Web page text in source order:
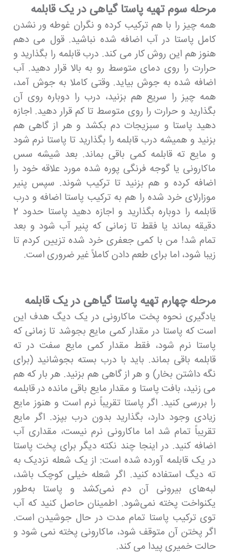
مرحله سوم تهیه پاستا گیاهی در یک قابلمه
همه چیز را با هم ترکیب کرده و نگران غوطه ور نشدن
کامل پاستا در آب اضافه شده نباشید. قول می دهم
هنوز هم این روش کار می کند. درب قابلمه را بگذارید و
حرارت را روی دمای متوسط ​​رو به بالا قرار دهید. آب
اضافه شده به جوش بیاید. وقتی کاملا به جوش آمد،
همه چیز را سریع هم بزنید، درب را دوباره روی آن
بگذارید و حرارت را روی متوسط ​​تا کم قرار دهید. اجازه
دهید پاستا و سبزیجات دم بکشد و هر از گاهی هم
بزنید و همیشه درب قابلمه را بگذارید تا پاستا نرم شود
و مایع ته قابلمه کمی باقی بماند. بعد شیشه سس
ماکارونی یا گوجه فرنگی پوره شده مورد علاقه خود را
اضافه کرده و هم بزنید تا ترکیب شوند. سپس پنیر
موزارلای خرد شده را هم به ترکیب پاستا اضافه و درب
قابلمه را دوباره بگذارید و اجازه دهید پاستا حدود 2
دقیقه بماند یا فقط تا زمانی که پنیر آب شود و بعد
تمام شد! من با کمی جعفری خرد شده تزیین کردم تا
زیبا شود، اما برای طعم دادن کاملاً غیر ضروری است.
مرحله چهارم تهیه پاستا گیاهی در یک قابلمه
یادگیری نحوه پخت ماکارونی در یک دیگ هدف این
است که پاستا در مقدار کمی مایع بجوشد تا زمانی که
پاستا نرم شود، فقط مقدار کمی مایع سفت در ته
قابلمه باقی بماند. باید با درب بسته بجوشانید (برای
نگه داشتن بخار) و هر از گاهی هم بزنید. هر بار که هم
می زنید، بافت پاستا و مقدار مایع باقی مانده در قابلمه
را بررسی کنید. اگر پاستا تقریباً نرم است و هنوز مایع
زیادی وجود دارد، بگذارید بدون درب بپزد. اگر مایع
تقریباً تمام شد اما ماکارونی نرم نیست، مقداری آب
اضافه کنید. در اینجا چند نکته دیگر برای پخت پاستا
در یک قابلمه آورده شده است: از یک شعله نزدیک به
ته دیگ استفاده کنید. اگر شعله خیلی کوچک باشد،
لبه‌های بیرونی آن دم نمی‌کشد و پاستا به‌طور
یکنواخت پخته نمی‌شود. اطمینان حاصل کنید که آب
توی ترکیب پاستا تمام مدت در حال جوشیدن است.
اگر پختن آن متوقف شود، ماکارونی پخته نمی شود و
حالت خمیری پیدا می کند.